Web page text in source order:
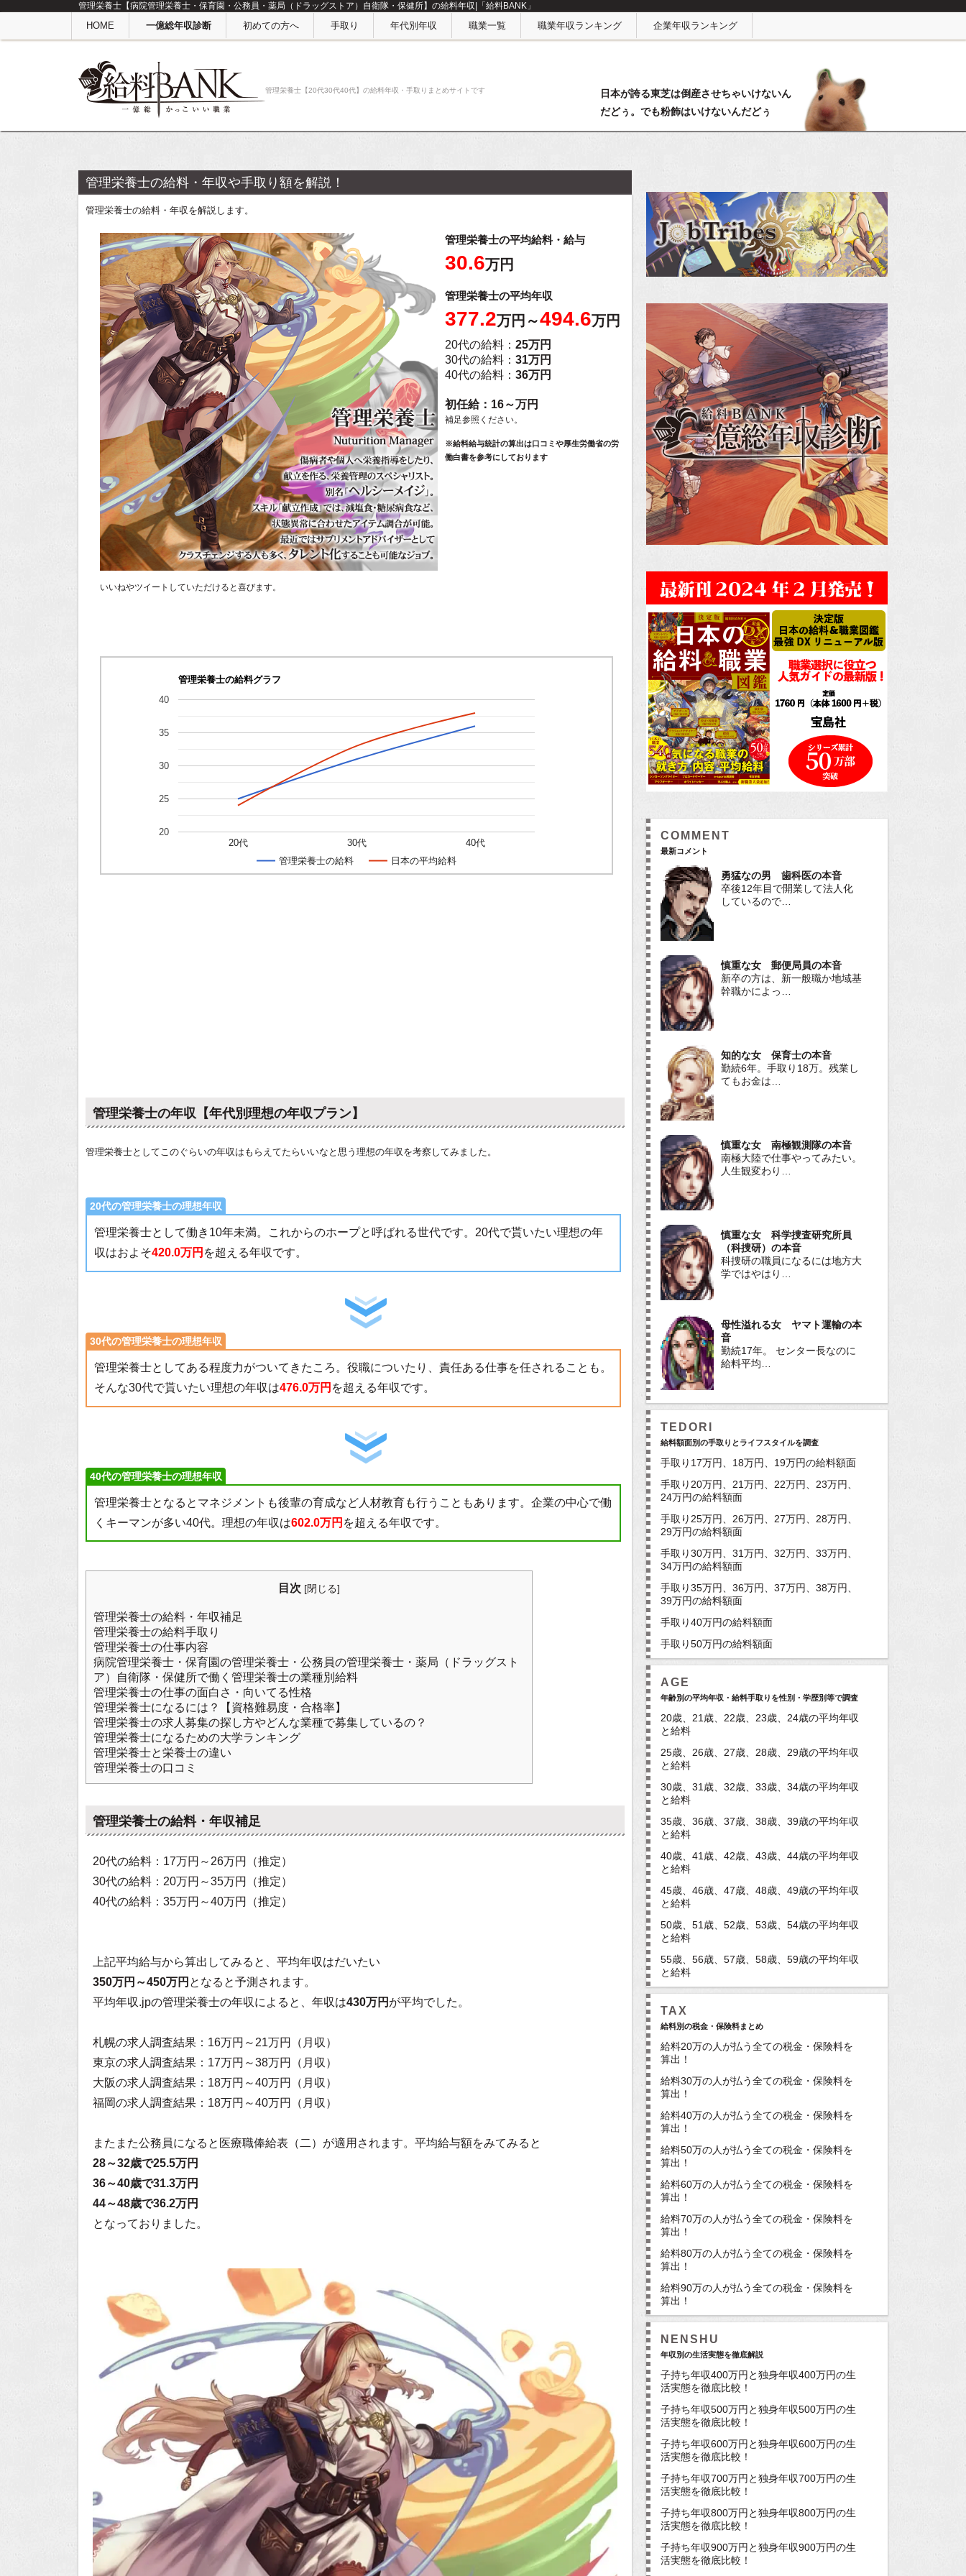
管理栄養士【病院管理栄養士・保育園・公務員・薬局（ドラッグストア）自衛隊・保健所】の給料年収|「給料BANK」
HOME 一億総年収診断 初めての方へ 手取り 年代別年収 職業一覧 職業年収ランキング 企業年収ランキング
管理栄養士【20代30代40代】の給料年収・手取りまとめサイトです
日本が誇る東芝は倒産させちゃいけないん
だどぅ。でも粉飾はいけないんだどぅ
管理栄養士の給料・年収や手取り額を解説！
管理栄養士の給料・年収を解説します。
いいねやツイートしていただけると喜びます。
管理栄養士の平均給料・給与
30.6万円
管理栄養士の平均年収
377.2万円～494.6万円
20代の給料： 25万円
30代の給料： 31万円
40代の給料： 36万円
初任給：16～万円
補足参照ください。
※給料給与統計の算出は口コミや厚生労働省の労
働白書を参考にしております
管理栄養士の給料グラフ
管理栄養士の給料 日本の平均給料
20代 30代 40代
20
25
30
35
40
管理栄養士の年収【年代別理想の年収プラン】
管理栄養士としてこのぐらいの年収はもらえてたらいいなと思う理想の年収を考察してみました。
20代の管理栄養士の理想年収
管理栄養士として働き10年未満。これからのホープと呼ばれる世代です。20代で貰いたい理想の年
収はおよそ420.0万円 を超える年収です。
30代の管理栄養士の理想年収
管理栄養士としてある程度力がついてきたころ。役職についたり、責任ある仕事を任されることも。
そんな30代で貰いたい理想の年収は476.0万円 を超える年収です。
40代の管理栄養士の理想年収
管理栄養士となるとマネジメントも後輩の育成など人材教育も行うこともあります。企業の中心で働
くキーマンが多い40代。理想の年収は602.0万円 を超える年収です。
目次 [閉じる]
管理栄養士の給料・年収補足
管理栄養士の給料手取り
管理栄養士の仕事内容
病院管理栄養士・保育園の管理栄養士・公務員の管理栄養士・薬局（ドラッグスト
ア）自衛隊・保健所で働く管理栄養士の業種別給料
管理栄養士の仕事の面白さ・向いてる性格
管理栄養士になるには？【資格難易度・合格率】
管理栄養士の求人募集の探し方やどんな業種で募集しているの？
管理栄養士になるための大学ランキング
管理栄養士と栄養士の違い
管理栄養士の口コミ
管理栄養士の給料・年収補足
20代の給料：17万円～26万円（推定）
30代の給料：20万円～35万円（推定）
40代の給料：35万円～40万円（推定）
上記平均給与から算出してみると、平均年収はだいたい
350万円～450万円 となると予測されます。
平均年収.jpの管理栄養士の年収によると、年収は430万円 が平均でした。
札幌の求人調査結果：16万円～21万円（月収）
東京の求人調査結果：17万円～38万円（月収）
大阪の求人調査結果：18万円～40万円（月収）
福岡の求人調査結果：18万円～40万円（月収）
またまた公務員になると医療職俸給表（二）が適用されます。平均給与額をみてみると
28～32歳で25.5万円
36～40歳で31.3万円
44～48歳で36.2万円
となっておりました。
COMMENT
最新コメント
勇猛なの男 歯科医の本音
卒後12年目で開業して法人化
しているので…
慎重な女 郵便局員の本音
新卒の方は、新一般職か地域基
幹職かによっ…
知的な女 保育士の本音
勤続6年。手取り18万。残業し
てもお金は…
慎重な女 南極観測隊の本音
南極大陸で仕事やってみたい。
人生観変わり…
慎重な女 科学捜査研究所員
（科捜研）の本音
科捜研の職員になるには地方大
学ではやはり…
母性溢れる女 ヤマト運輸の本
音
勤続17年。 センター長なのに
給料平均…
TEDORI
給料額面別の手取りとライフスタイルを調査
手取り17万円、18万円、19万円の給料額面
手取り20万円、21万円、22万円、23万円、
24万円の給料額面
手取り25万円、26万円、27万円、28万円、
29万円の給料額面
手取り30万円、31万円、32万円、33万円、
34万円の給料額面
手取り35万円、36万円、37万円、38万円、
39万円の給料額面
手取り40万円の給料額面
手取り50万円の給料額面
AGE
年齢別の平均年収・給料手取りを性別・学歴別等で調査
20歳、21歳、22歳、23歳、24歳の平均年収
と給料
25歳、26歳、27歳、28歳、29歳の平均年収
と給料
30歳、31歳、32歳、33歳、34歳の平均年収
と給料
35歳、36歳、37歳、38歳、39歳の平均年収
と給料
40歳、41歳、42歳、43歳、44歳の平均年収
と給料
45歳、46歳、47歳、48歳、49歳の平均年収
と給料
50歳、51歳、52歳、53歳、54歳の平均年収
と給料
55歳、56歳、57歳、58歳、59歳の平均年収
と給料
TAX
給料別の税金・保険料まとめ
給料20万の人が払う全ての税金・保険料を
算出！
給料30万の人が払う全ての税金・保険料を
算出！
給料40万の人が払う全ての税金・保険料を
算出！
給料50万の人が払う全ての税金・保険料を
算出！
給料60万の人が払う全ての税金・保険料を
算出！
給料70万の人が払う全ての税金・保険料を
算出！
給料80万の人が払う全ての税金・保険料を
算出！
給料90万の人が払う全ての税金・保険料を
算出！
NENSHU
年収別の生活実態を徹底解説
子持ち年収400万円と独身年収400万円の生
活実態を徹底比較！
子持ち年収500万円と独身年収500万円の生
活実態を徹底比較！
子持ち年収600万円と独身年収600万円の生
活実態を徹底比較！
子持ち年収700万円と独身年収700万円の生
活実態を徹底比較！
子持ち年収800万円と独身年収800万円の生
活実態を徹底比較！
子持ち年収900万円と独身年収900万円の生
活実態を徹底比較！